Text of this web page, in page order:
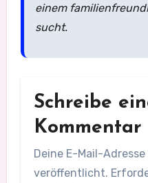
einem
sucht.
Schreibe
Kommentar
Deine E-Mail-
veröffentlicht.